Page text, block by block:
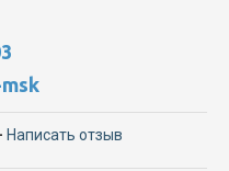
Написать отзыв